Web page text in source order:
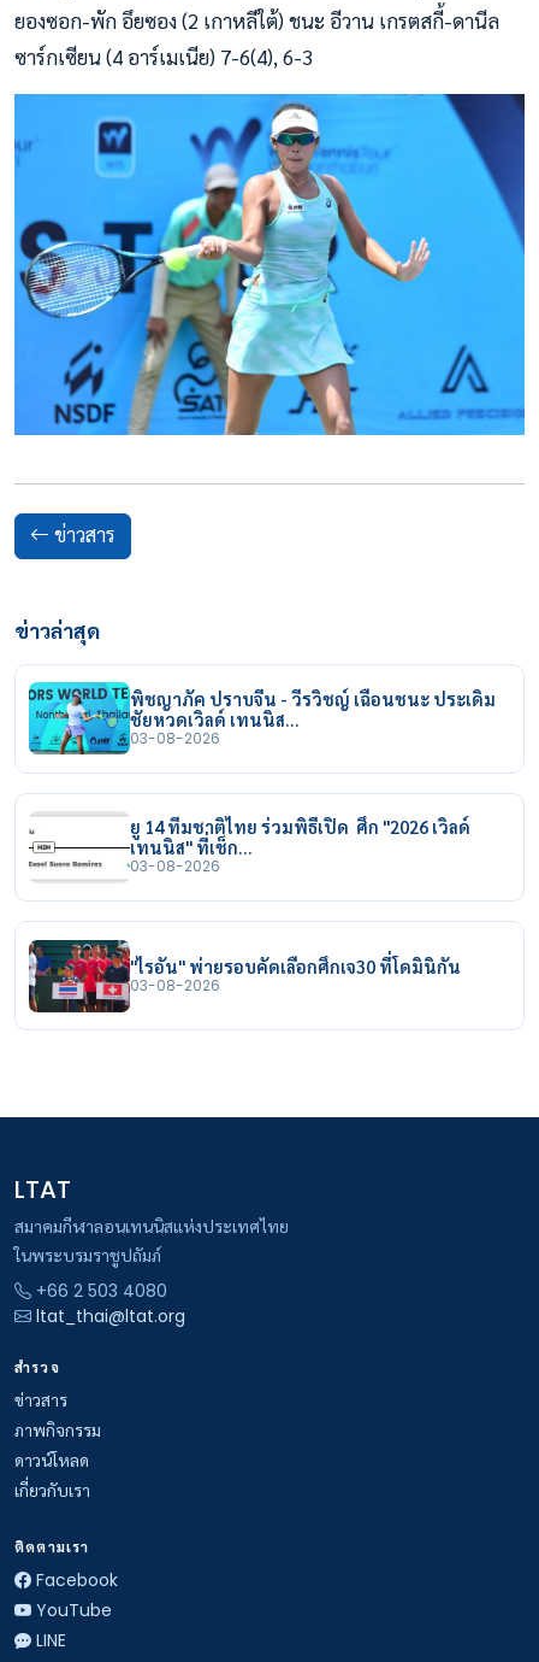
ยองซอก-พัก อึยซอง (2 เกาหลีใต้) ชนะ อีวาน เกรตสกี้-ดานีล
ซาร์กเซียน (4 อาร์เมเนีย) 7-6(4), 6-3
ข่าวสาร
ข่าวล่าสุด
พิชญาภัค ปราบจีน - วีรวิชญ์ เฉือนชนะ ประเดิม
ชัยหวดเวิลด์ เทนนิส…
03-08-2026
ยู 14 ทีมชาติไทย ร่วมพิธีเปิด ศึก "2026 เวิลด์
เทนนิส" ที่เช็ก…
03-08-2026
"ไรอัน" พ่ายรอบคัดเลือกศึกเจ30 ที่โดมินิกัน
03-08-2026
LTAT
สมาคมกีฬาลอนเทนนิสแห่งประเทศไทย
ในพระบรมราชูปถัมภ์
+66 2 503 4080
ltat_thai@ltat.org
สำรวจ
ข่าวสาร
ภาพกิจกรรม
ดาวน์โหลด
เกี่ยวกับเรา
ติดตามเรา
Facebook
YouTube
LINE